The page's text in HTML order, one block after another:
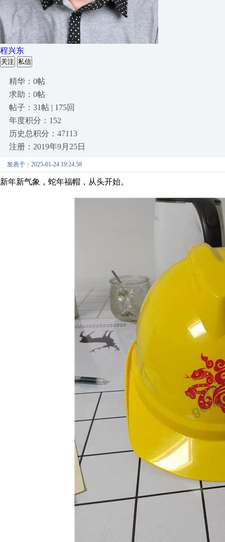
程兴东
关注 私信
精华：0帖
求助：0帖
帖子：31帖 | 175回
年度积分：152
历史总积分：47113
注册：2019年9月25日
发表于：2025-01-24 19:24:58
新年新气象，蛇年福帽，从头开始。